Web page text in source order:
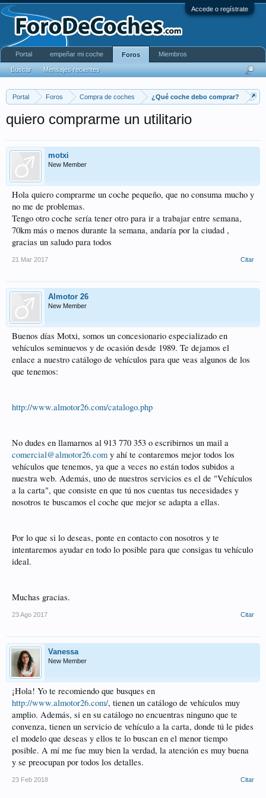
Accede o regístrate
Portal Foros Compra de coches ¿Qué coche debo comprar?
quiero comprarme un utilitario
motxi
New Member
Hola quiero comprarme un coche pequeño, que no consuma mucho y
no me de problemas.
Tengo otro coche sería tener otro para ir a trabajar entre semana,
70km más o menos durante la semana, andaría por la ciudad ,
gracias un saludo para todos
21 Mar 2017 Citar
Almotor 26
New Member
Buenos días Motxi, somos un concesionario especializado en
vehículos seminuevos y de ocasión desde 1989. Te dejamos el
enlace a nuestro catálogo de vehículos para que veas algunos de los
que tenemos:
http://www.almotor26.com/catalogo.php
No dudes en llamarnos al 913 770 353 o escribirnos un mail a
comercial@almotor26.com y ahí te contaremos mejor todos los
vehículos que tenemos, ya que a veces no están todos subidos a
nuestra web. Además, uno de nuestros servicios es el de "Vehículos
a la carta", que consiste en que tú nos cuentas tus necesidades y
nosotros te buscamos el coche que mejor se adapta a ellas.
Por lo que si lo deseas, ponte en contacto con nosotros y te
intentaremos ayudar en todo lo posible para que consigas tu vehículo
ideal.
Muchas gracias.
23 Ago 2017 Citar
Vanessa
New Member
¡Hola! Yo te recomiendo que busques en
http://www.almotor26.com/, tienen un catálogo de vehículos muy
amplio. Además, si en su catálogo no encuentras ninguno que te
convenza, tienen un servicio de vehículo a la carta, donde tú le pides
el modelo que deseas y ellos te lo buscan en el menor tiempo
posible. A mí me fue muy bien la verdad, la atención es muy buena
y se preocupan por todos los detalles.
23 Feb 2018 Citar
Portal empeñar mi coche Foros
Buscar Mensajes recientes
Miembros